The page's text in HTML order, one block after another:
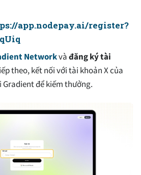
app.nodepay.ai/register?
Networkvàđăng ký tài
theo, kết nối với tài khoản X của
để kiếm thưởng.